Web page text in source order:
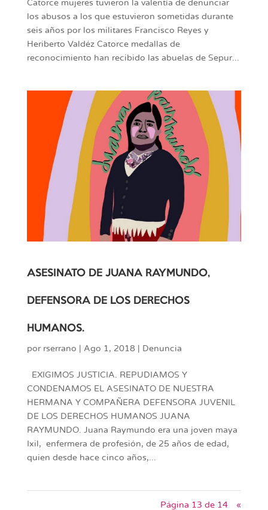
Catorce mujeres tuvieron la valentía de denunciar
los abusos a los que estuvieron sometidas durante
seis años por los militares Francisco Reyes y
Heriberto Valdéz Catorce medallas de
reconocimiento han recibido las abuelas de Sepur...
ASESINATO DE JUANA RAYMUNDO,
DEFENSORA DE LOS DERECHOS
HUMANOS.
por rserrano Ago 1, 2018| Denuncia
EXIGIMOS JUSTICIA. REPUDIAMOS Y
CONDENAMOS EL ASESINATO DE NUESTRA
HERMANA Y COMPAÑERA DEFENSORA JUVENIL
DE LOS DERECHOS HUMANOS JUANA
RAYMUNDO. Juana Raymundo era una joven maya
Ixil, enfermera de profesión, de 25 años de edad,
quien desde hace cinco años,...
Página 13 de 14
«